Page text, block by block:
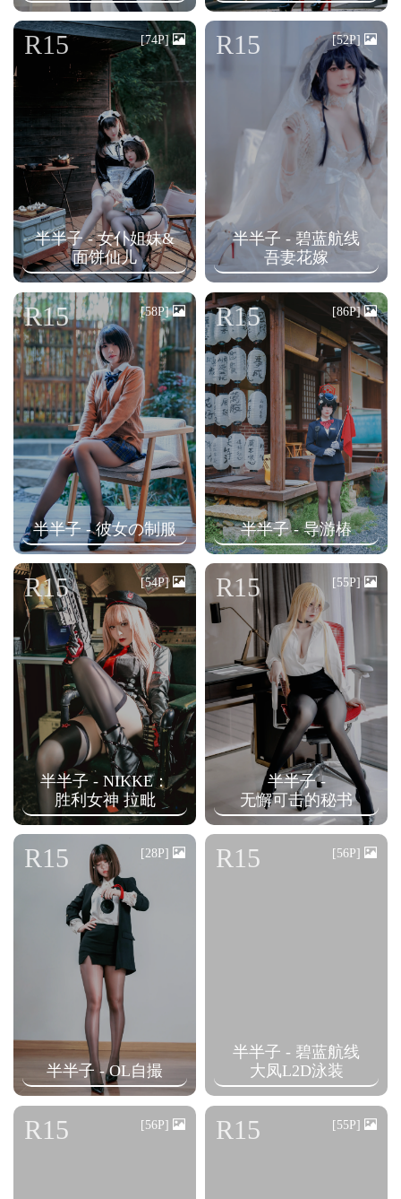
半半子 - 女仆姐妹&
面饼仙儿
R15 [74P]
半半子 - 碧蓝航线
吾妻花嫁
R15 [52P]
半半子 - 彼女の制服
R15 [58P]
半半子 - 导游椿
R15 [86P]
半半子 - NIKKE：
胜利女神 拉毗
R15 [54P]
半半子 -
无懈可击的秘书
R15 [55P]
半半子 - OL自撮
R15 [28P]
半半子 - 碧蓝航线
大凤L2D泳装
R15 [56P]
R15 [56P] R15 [55P]